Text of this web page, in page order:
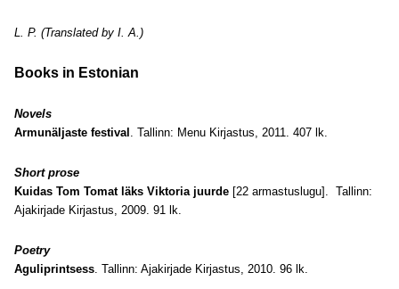
L. P. (Translated by I. A.)
Books in Estonian
Novels
Armunäljaste festival . Tallinn: Menu Kirjastus, 2011. 407 lk.
Short prose
Kuidas Tom Tomat läks Viktoria juurde [22 armastuslugu]. Tallinn:
Ajakirjade Kirjastus, 2009. 91 lk.
Poetry
Aguliprintsess. Tallinn: Ajakirjade Kirjastus, 2010. 96 lk.